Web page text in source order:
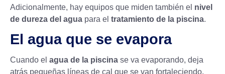
Adicionalmente, hay equipos que miden también el nivel
de dureza del agua para el tratamiento de la piscina.
El agua que se evapora
Cuando el agua de la piscina se va evaporando, deja
atrás pequeñas líneas de cal que se van fortaleciendo.